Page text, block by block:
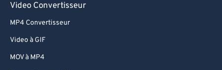
Video Convertisseur
MP4 Convertisseur
Video à GIF
MOV à MP4